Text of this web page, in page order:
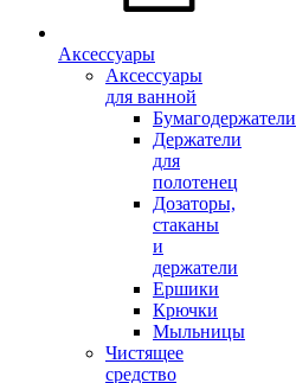
Аксессуары
Аксессуары
для ванной
Бумагодержатели
Держатели
для
полотенец
Дозаторы,
стаканы
и
держатели
Ершики
Крючки
Мыльницы
Чистящее
средство